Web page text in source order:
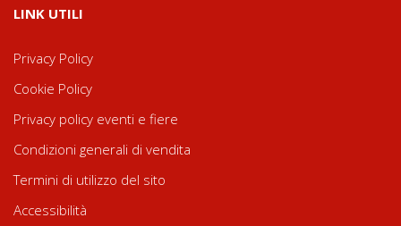
LINK UTILI
Privacy Policy
Cookie Policy
Privacy policy eventi e fiere
Condizioni generali di vendita
Termini di utilizzo del sito
Accessibilità